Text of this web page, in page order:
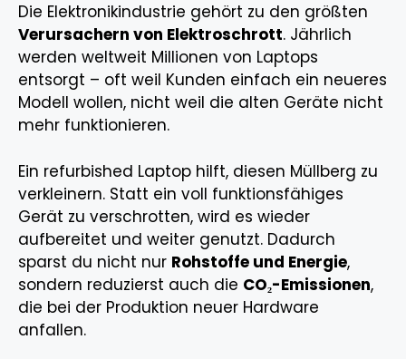
Die Elektronikindustrie gehört zu den größten
Verursachern von Elektroschrott. Jährlich
werden weltweit Millionen von Laptops
entsorgt – oft weil Kunden einfach ein neueres
Modell wollen, nicht weil die alten Geräte nicht
mehr funktionieren.
Ein refurbished Laptop hilft, diesen Müllberg zu
verkleinern. Statt ein voll funktionsfähiges
Gerät zu verschrotten, wird es wieder
aufbereitet und weiter genutzt. Dadurch
sparst du nicht nur Rohstoffe und Energie,
sondern reduzierst auch die CO₂-Emissionen,
die bei der Produktion neuer Hardware
anfallen.